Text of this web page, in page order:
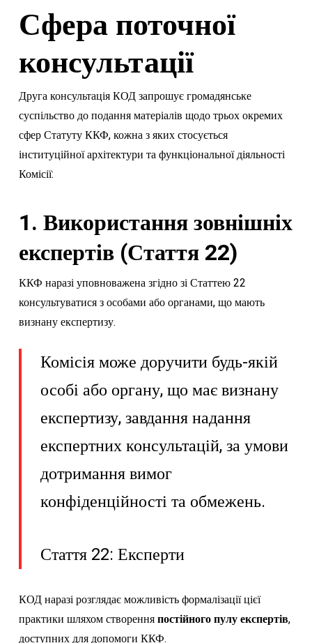
Сфера поточної
консультації
Друга консультація КОД запрошує громадянське
суспільство до подання матеріалів щодо трьох окремих
сфер Статуту ККФ, кожна з яких стосується
інституційної архітектури та функціональної діяльності
Комісії:
1. Використання зовнішніх
експертів (Стаття 22)
ККФ наразі уповноважена згідно зі Статтею 22
консультуватися з особами або органами, що мають
визнану експертизу.
Комісія може доручити будь-якій
особі або органу, що має визнану
експертизу, завдання надання
експертних консультацій, за умови
дотримання вимог
конфіденційності та обмежень.
Стаття 22: Експерти
КОД наразі розглядає можливість формалізації цієї
практики шляхом створенняпостійного пулу експертів,
доступних для допомоги ККФ.